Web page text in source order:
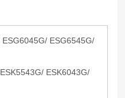
ESG6545G/
ESK6043G/